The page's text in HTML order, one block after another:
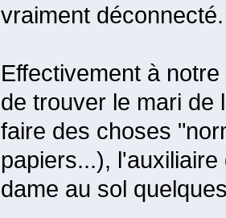
vraiment déconnecté.
Effectivement à
de trouver le mari de
faire des choses
papiers...),
dame au sol